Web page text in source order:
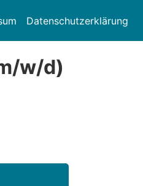
Datenschutzerklärung
w/d)